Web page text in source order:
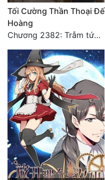
Tối Cường Thần Thoại Đế
Hoàng
Chương 2382: Trẫm tức hết thảy (*Đại Kết Cục) (2)